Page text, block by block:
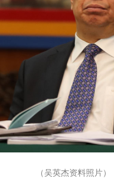
（吴英杰资料照片）